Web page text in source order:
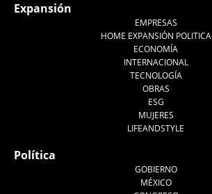
Expansión
EMPRESAS
HOME EXPANSIÓN POLITICA
ECONOMÍA
INTERNACIONAL
TECNOLOGÍA
OBRAS
ESG
MUJERES
LIFEANDSTYLE
Política
GOBIERNO
MÉXICO